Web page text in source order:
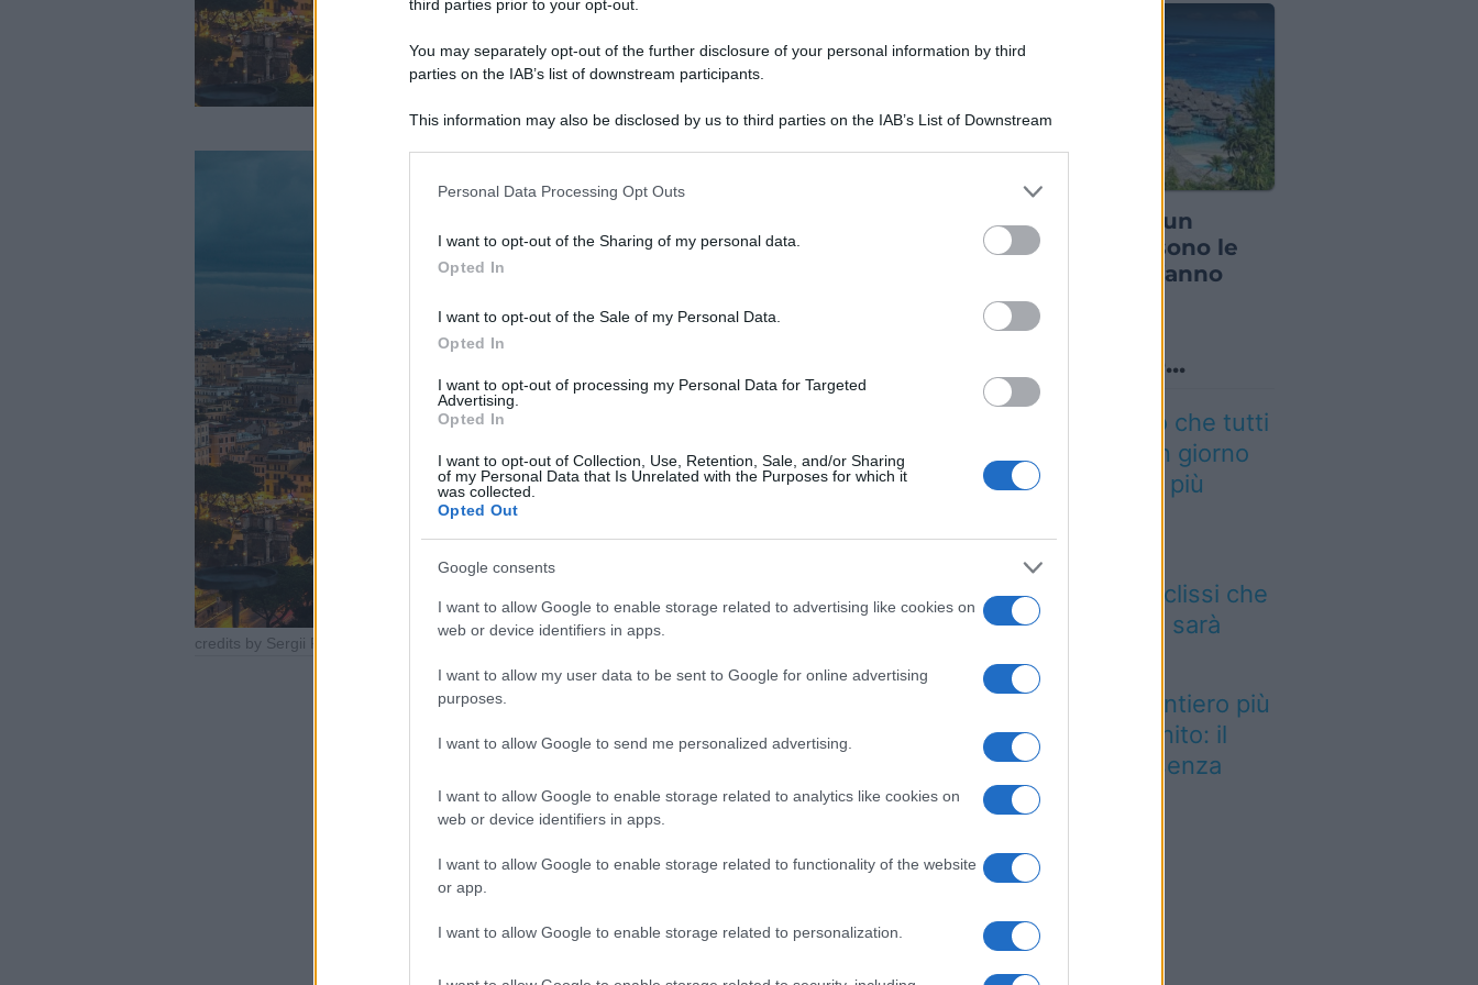
third parties prior to your opt-out.
You may separately opt-out of the further disclosure of your personal information by third
parties on the IAB’s list of downstream participants.
This information may also be disclosed by us to third parties on the IAB’s List of Downstream
information including but not limited to your visit or usage behaviour. You may click to grant or
deny consent to Google and its third-party tags to use your data for below specified purposes
in below Google consent section.
Personal Data Processing Opt Outs
I want to opt-out of the Sharing of my personal data.
Opted In
I want to opt-out of the Sale of my Personal Data.
Opted In
I want to opt-out of processing my Personal Data for Targeted
Advertising.
Opted In
I want to opt-out of Collection, Use, Retention, Sale, and/or Sharing
of my Personal Data that Is Unrelated with the Purposes for which it
was collected.
Opted Out
Google consents
I want to allow Google to enable storage related to advertising like cookies on
web or device identifiers in apps.
I want to allow my user data to be sent to Google for online advertising
purposes.
I want to allow Google to send me personalized advertising.
I want to allow Google to enable storage related to analytics like cookies on
web or device identifiers in apps.
I want to allow Google to enable storage related to functionality of the website
or app.
I want to allow Google to enable storage related to personalization.
credits by Sergii Figurnyi by shutterstock
Se il budget non è un
problema, queste sono le
mete di lusso che fanno
sognare nel 2026
Lo sapevi che...
Il cammino italiano che tutti
possono fare in un giorno
conquista sempre più
Il 12 agosto il cielo
cambierà volto: l’eclissi che
mancava dal 1999 sarà
È stato eletto il sentiero più
bello del Regno Unito: il
paesaggio lascia senza
fiato